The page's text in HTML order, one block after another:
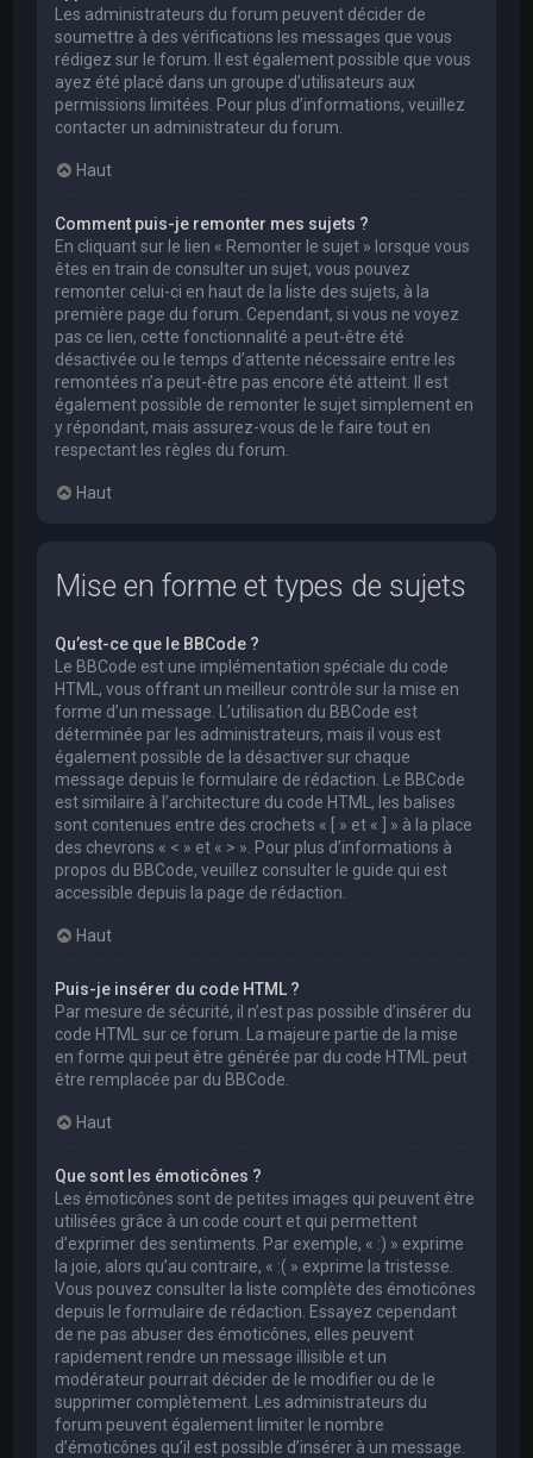
Les administrateurs du forum peuvent décider de
soumettre à des vérifications les messages que vous
rédigez sur le forum. Il est également possible que vous
ayez été placé dans un groupe d’utilisateurs aux
permissions limitées. Pour plus d’informations, veuillez
contacter un administrateur du forum.
Haut
Comment puis-je remonter mes sujets ?
En cliquant sur le lien « Remonter le sujet » lorsque vous
êtes en train de consulter un sujet, vous pouvez
remonter celui-ci en haut de la liste des sujets, à la
première page du forum. Cependant, si vous ne voyez
pas ce lien, cette fonctionnalité a peut-être été
désactivée ou le temps d’attente nécessaire entre les
remontées n’a peut-être pas encore été atteint. Il est
également possible de remonter le sujet simplement en
y répondant, mais assurez-vous de le faire tout en
respectant les règles du forum.
Haut
Mise en forme et types de sujets
Qu’est-ce que le BBCode ?
Le BBCode est une implémentation spéciale du code
HTML, vous offrant un meilleur contrôle sur la mise en
forme d’un message. L’utilisation du BBCode est
déterminée par les administrateurs, mais il vous est
également possible de la désactiver sur chaque
message depuis le formulaire de rédaction. Le BBCode
est similaire à l’architecture du code HTML, les balises
sont contenues entre des crochets « [ » et « ] » à la place
des chevrons « < » et « > ». Pour plus d’informations à
propos du BBCode, veuillez consulter le guide qui est
accessible depuis la page de rédaction.
Haut
Puis-je insérer du code HTML ?
Par mesure de sécurité, il n’est pas possible d’insérer du
code HTML sur ce forum. La majeure partie de la mise
en forme qui peut être générée par du code HTML peut
être remplacée par du BBCode.
Haut
Que sont les émoticônes ?
Les émoticônes sont de petites images qui peuvent être
utilisées grâce à un code court et qui permettent
d’exprimer des sentiments. Par exemple, « :) » exprime
la joie, alors qu’au contraire, « :( » exprime la tristesse.
Vous pouvez consulter la liste complète des émoticônes
depuis le formulaire de rédaction. Essayez cependant
de ne pas abuser des émoticônes, elles peuvent
rapidement rendre un message illisible et un
modérateur pourrait décider de le modifier ou de le
supprimer complètement. Les administrateurs du
forum peuvent également limiter le nombre
d’émoticônes qu’il est possible d’insérer à un message.